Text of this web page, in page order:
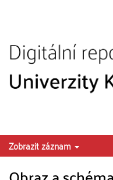
Zobrazit záznam